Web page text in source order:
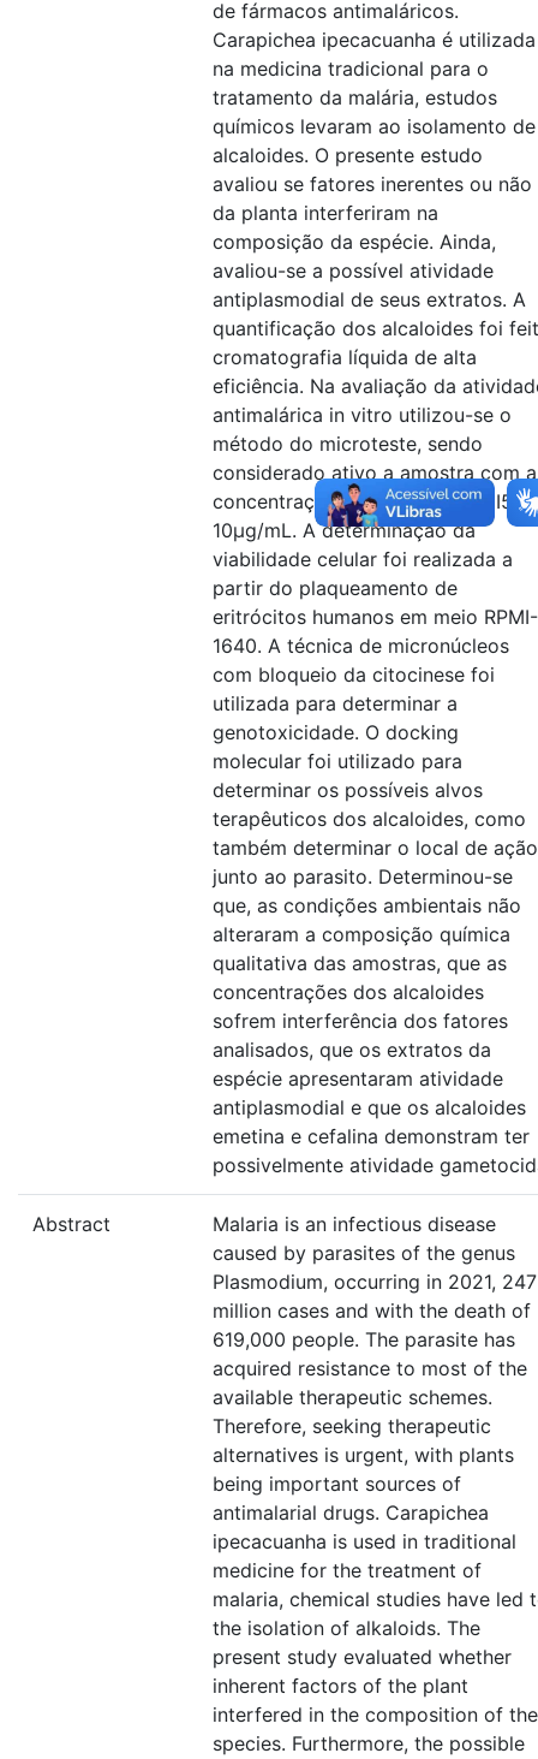
de fármacos antimaláricos.
Carapichea ipecacuanha é utilizada
na medicina tradicional para o
tratamento da malária, estudos
químicos levaram ao isolamento de
alcaloides. O presente estudo
avaliou se fatores inerentes ou não
da planta interferiram na
composição da espécie. Ainda,
avaliou-se a possível atividade
antiplasmodial de seus extratos. A
quantificação dos alcaloides foi
cromatografia líquida de alta
eficiência. Na avaliação da
antimalárica in vitro utilizou-se o
método do microteste, sendo
considerado ativo a amostra com a
concentração inibitória 50% (CI50)
10µg/mL. A determinação da
viabilidade celular foi realizada a
partir do plaqueamento de
eritrócitos humanos em meio RPMI-
1640. A técnica de micronúcleos
com bloqueio da citocinese foi
utilizada para determinar a
genotoxicidade. O docking
molecular foi utilizado para
determinar os possíveis alvos
terapêuticos dos alcaloides, como
também determinar o local de ação
junto ao parasito. Determinou-se
que, as condições ambientais não
alteraram a composição química
qualitativa das amostras, que as
concentrações dos alcaloides
sofrem interferência dos fatores
analisados, que os extratos da
espécie apresentaram atividade
antiplasmodial e que os alcaloides
emetina e cefalina demonstram ter
possivelmente atividade
Abstract
Malaria is an infectious disease
caused by parasites of the genus
Plasmodium, occurring in 2021, 247
million cases and with the death of
619,000 people. The parasite has
acquired resistance to most of the
available therapeutic schemes.
Therefore, seeking therapeutic
alternatives is urgent, with plants
being important sources of
antimalarial drugs. Carapichea
ipecacuanha is used in traditional
medicine for the treatment of
malaria, chemical studies have led
the isolation of alkaloids. The
present study evaluated whether
inherent factors of the plant
interfered in the composition of the
species. Furthermore, the possible